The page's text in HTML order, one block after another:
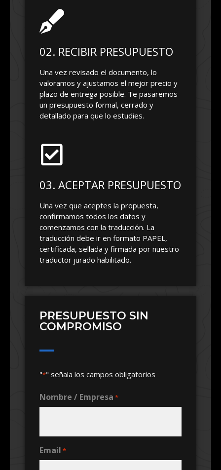
02. RECIBIR PRESUPUESTO
Una vez revisado el documento, lo
valoramos y ajustamos el mejor precio y
plazo de entrega posible. Te pasaremos
un presupuesto formal, cerrado y
detallado para que lo estudies.
03. ACEPTAR PRESUPUESTO
Una vez que aceptes la propuesta,
confirmamos todos los datos y
comenzamos con la traducción. La
traducción debe ir en formato PAPEL,
certificada, sellada y firmada por nuestro
traductor jurado habilitado.
PRESUPUESTO SIN
COMPROMISO
"*" señala los campos obligatorios
Nombre / Empresa *
Email *